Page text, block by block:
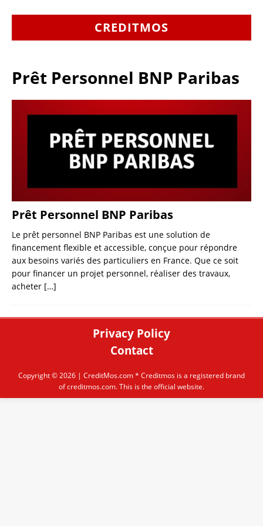
CREDITMOS
Prêt Personnel BNP Paribas
Prêt Personnel BNP Paribas
Le prêt personnel BNP Paribas est une solution de
financement flexible et accessible, conçue pour répondre
aux besoins variés des particuliers en France. Que ce soit
pour financer un projet personnel, réaliser des travaux,
acheter […]
Privacy Policy
Contact
Copyright © 2026 | CreditMos.com* Creditmos is a registered brand
of creditmos.com. This is the official website.